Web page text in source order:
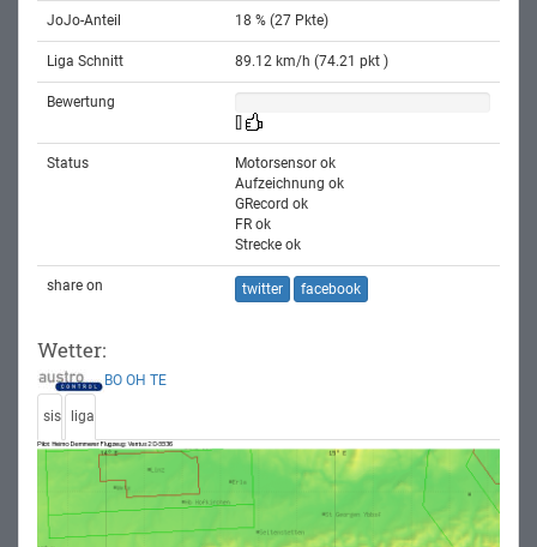
JoJo-Anteil 18 % (27 Pkte)
Liga Schnitt 89.12 km/h (74.21 pkt )
Bewertung
Status
Motorsensor ok
Aufzeichnung ok
GRecord ok
FR ok
Strecke ok
share on twitter facebook
Wetter:
BO OH TE
sis liga